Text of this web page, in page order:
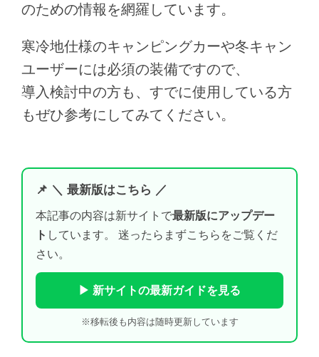
のための情報を網羅しています。
寒冷地仕様のキャンピングカーや冬キャン
ユーザーには必須の装備ですので、
導入検討中の方も、すでに使用している方
もぜひ参考にしてみてください。
📌 ＼ 最新版はこちら ／
本記事の内容は新サイトで最新版にアップデー
ト しています。 迷ったらまずこちらをご覧くだ
さい。
▶ 新サイトの最新ガイドを見る
※移転後も内容は随時更新しています